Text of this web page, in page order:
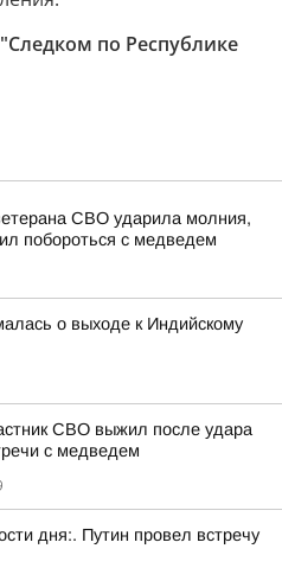
по Республике
СВО ударила молния,
побороться с медведем
о выходе к Индийскому
СВО выжил после удара
с медведем
дня:. Путин провел встречу